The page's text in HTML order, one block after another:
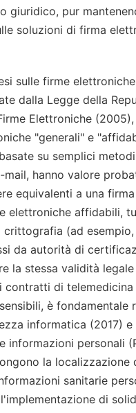
giuridico, pur
soluzioni di firma
sulle firme
dalla Legge della
Elettroniche
"generali" e
su semplici
hanno valore
equivalenti a una
elettroniche affidabili,
crittografia (ad
da autorità di
la stessa validità
contratti di
è fondamentale
informatica (2017) e
informazioni personali
la localizzazione
sanitarie
di